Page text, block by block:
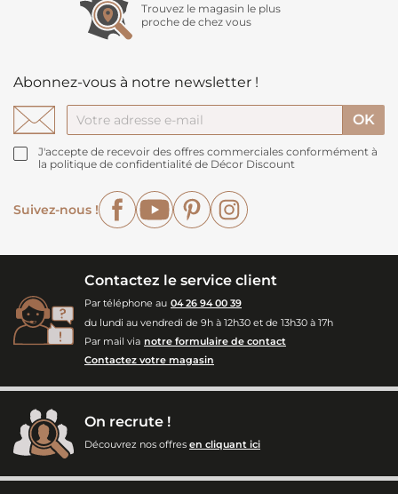
Trouvez le magasin le plus
proche de chez vous
Abonnez-vous à notre newsletter !
J'accepte de recevoir des offres commerciales conformément à
la politique de confidentialité de Décor Discount
Suivez-nous !
FacebookYouTubePinterest
Contactez le service client
Par téléphone au 04 26 94 00 39
du lundi au vendredi de 9h à 12h30 et de 13h30 à 17h
Par mail via notre formulaire de contact
Contactez votre magasin
On recrute !
Découvrez nos offres en cliquant ici